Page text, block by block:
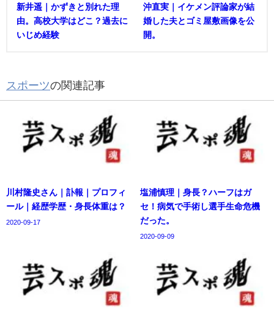
新井遥｜かずきと別れた理
由。高校大学はどこ？過去に
いじめ経験
沖直実｜イケメン評論家が結
婚した夫とゴミ屋敷画像を公
開。
スポーツの関連記事
川村隆史さん｜訃報｜プロフィ
ール｜経歴学歴・身長体重は？
2020-09-17
塩浦慎理｜身長？ハーフはガ
セ！病気で手術し選手生命危機
だった。
2020-09-09